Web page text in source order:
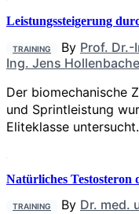
Leistungssteigerung
TRAINING By Prof.
Ing. Jens
Der biomechanische
und Sprintleistung
Eliteklasse
Natürliches
TRAINING By Dr. med.